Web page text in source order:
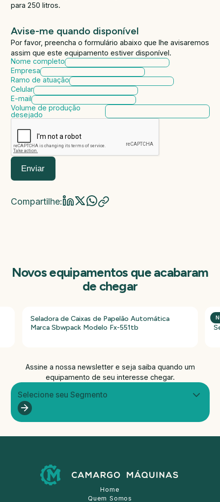
para 250 litros.
Avise-me quando disponível
Por favor, preencha o formulário abaixo que lhe avisaremos
assim que este equipamento estiver disponível.
Nome completo
Empresa
Ramo de atuação
Celular
E-mail
Volume de produção
desejado
Enviar
Compartilhe:
Novos equipamentos que acabaram
de chegar
Seladora de Caixas de Papelão Automática
Marca Sbwpack Modelo Fx-551tb
Assine a nossa newsletter e seja saiba quando um
equipamento de seu interesse chegar.
Selecione seu Segmento
Home
Quem Somos